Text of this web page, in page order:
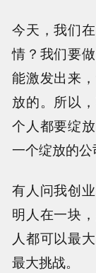
今天，我们
情？我们要
能激发出来
放的。所以
个人都要绽
一个绽放的公
有人问我创
明人在一块
人都可以最
最大挑战。